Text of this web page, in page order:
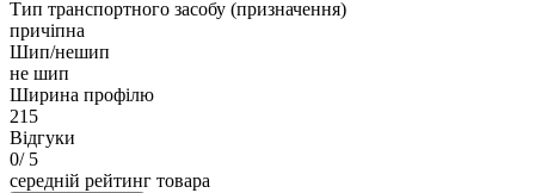
Тип транспортного засобу (призначення)
причіпна
Шип/нешип
не шип
Ширина профілю
215
Відгуки
0/ 5
середній рейтинг товара